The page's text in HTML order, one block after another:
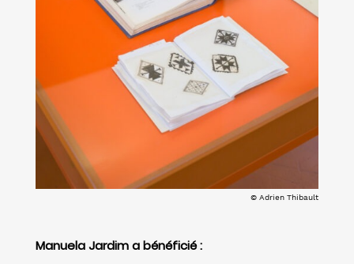
© Adrien Thibault
Manuela Jardim a bénéficié :